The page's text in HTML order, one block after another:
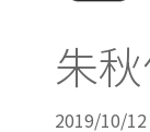
朱
2019/10/12